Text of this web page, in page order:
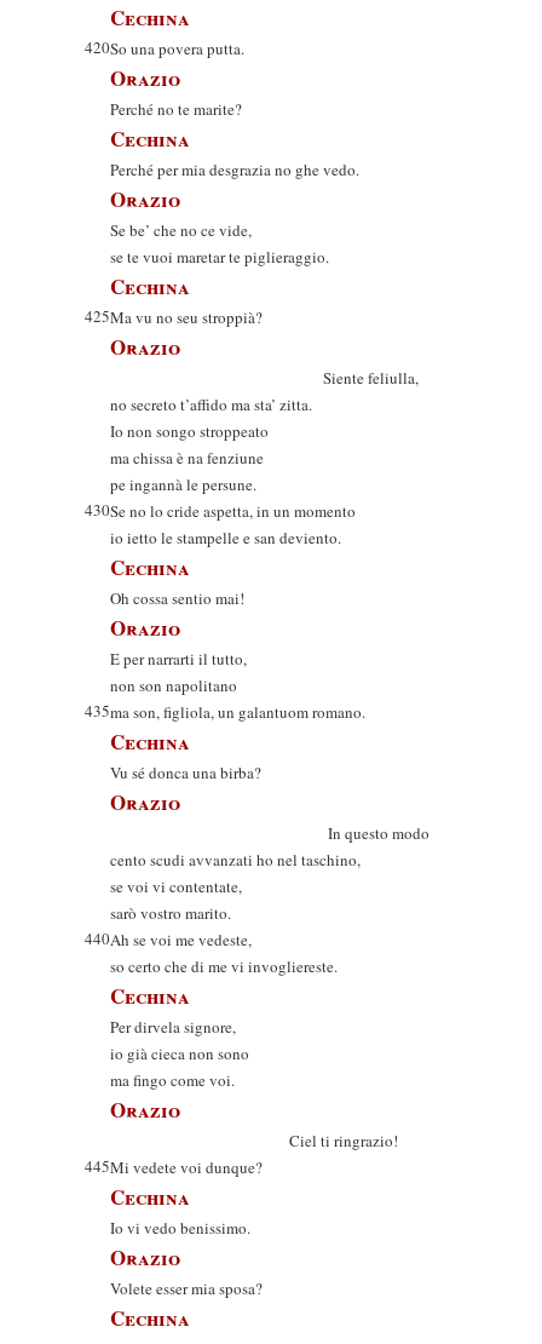
Cechina
420So una povera putta.
Orazio
Perché no te marite?
Cechina
Perché per mia desgrazia no ghe vedo.
Orazio
Se be’ che no ce vide,
se te vuoi maretar te piglieraggio.
Cechina
425Ma vu no seu stroppià?
Orazio
Siente feliulla,
no secreto t’affido ma sta’ zitta.
Io non songo stroppeato
ma chissa è na fenziune
pe ingannà le persune.
430Se no lo cride aspetta, in un momento
io ietto le stampelle e san deviento.
Cechina
Oh cossa sentio mai!
Orazio
E per narrarti il tutto,
non son napolitano
435ma son, figliola, un galantuom romano.
Cechina
Vu sé donca una birba?
Orazio
In questo modo
cento scudi avvanzati ho nel taschino,
se voi vi contentate,
sarò vostro marito.
440Ah se voi me vedeste,
so certo che di me vi invogliereste.
Cechina
Per dirvela signore,
io già cieca non sono
ma fingo come voi.
Orazio
Ciel ti ringrazio!
445Mi vedete voi dunque?
Cechina
Io vi vedo benissimo.
Orazio
Volete esser mia sposa?
Cechina